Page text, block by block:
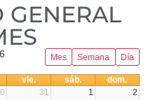
GENERAL
Mes Semana Día
vie. sáb.
dom.
31 1
2